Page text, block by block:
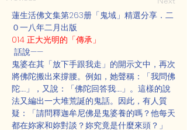
蓮生活佛文集第263册「鬼域」精選分享．二
０一八年二月出版
014 正大光明的「傳承」
話說——
鬼婆在其「放下手跟我走」的開示文中，再次
將佛陀搬出來撐腰。例如，她聲稱：「我問佛
陀……」，又說：「佛陀回答我……」。這樣的說
法又編出一大堆荒誕的鬼話。因此，有人質
疑：「請問釋迦牟尼佛是鬼婆養的嗎？他每天
都在妳家和妳對談？妳究竟是什麼來頭？」